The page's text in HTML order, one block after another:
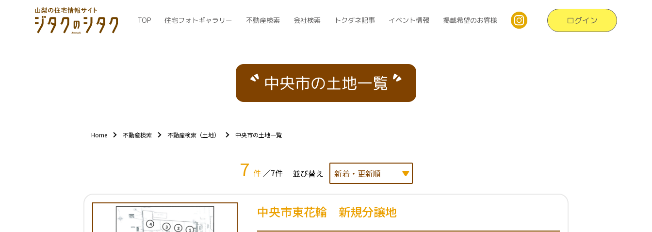
TOP 住宅フォトギャラリー 不動産検索 会社検索 トクダネ記事 イベント情報 掲載希望のお客様 ログイン
中央市の土地一覧
Home 不動産検索 不動産検索（土地） 中央市の土地一覧
7 件 ／7件 並び替え
中央市東花輪 新規分譲地